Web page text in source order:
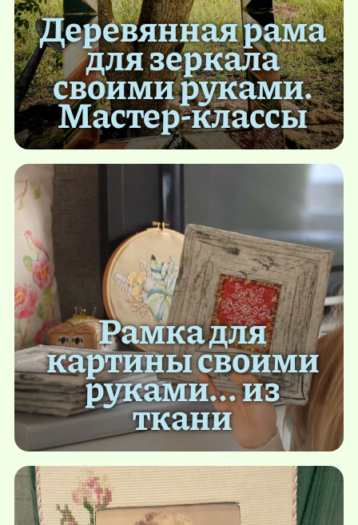
Деревянная рама
для зеркала
своими руками.
Мастер-классы
Рамка для
картины своими
руками... из
ткани